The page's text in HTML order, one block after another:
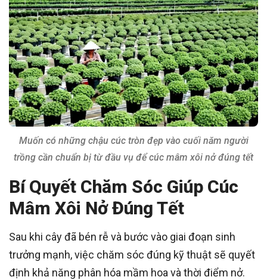
Muốn có những chậu cúc tròn đẹp vào cuối năm người
trồng cần chuẩn bị từ đầu vụ để cúc mâm xôi nở đúng tết
Bí Quyết Chăm Sóc Giúp Cúc
Mâm Xôi Nở Đúng Tết
Sau khi cây đã bén rễ và bước vào giai đoạn sinh
trưởng mạnh, việc chăm sóc đúng kỹ thuật sẽ quyết
định khả năng phân hóa mầm hoa và thời điểm nở.